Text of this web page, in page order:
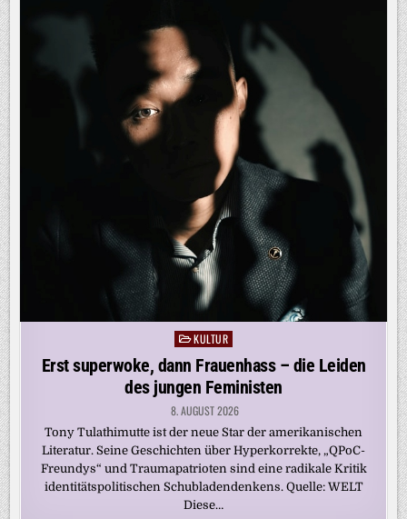
PostedKULTUR
Erst superwoke, dann Frauenhass – die Leiden
des jungen Feministen
8. AUGUST 2026
Tony Tulathimutte ist der neue Star der amerikanischen
Literatur. Seine Geschichten über Hyperkorrekte, „QPoC-
Freundys“ und Traumapatrioten sind eine radikale Kritik
identitätspolitischen Schubladendenkens. Quelle: WELT
Diese…